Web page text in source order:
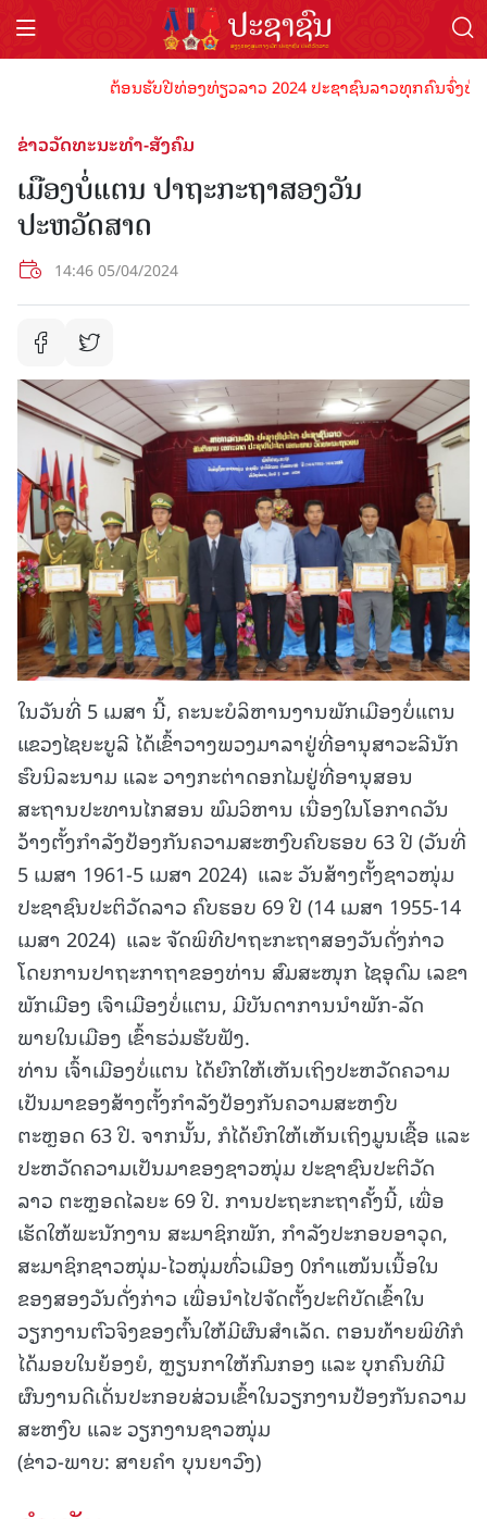
ຕ້ອນຮັບປີທ່ອງທ່ຽວລາວ 2024 ປະຊາຊົນລາວທຸກຄົນຈົ່ງພ້ອ
ຂ່າວວັດທະນະທຳ-ສັງຄົມ
ເມືອງບໍ່ແຕນ ປາຖະກະຖາສອງວັນ
ປະຫວັດສາດ
14:46 05/04/2024
ໃນວັນທີ່ 5 ເມສາ ນີ້, ຄະນະບໍລິຫານງານພັກເມືອງບໍ່ແຕນ
ແຂວງໄຊຍະບູລີ ໄດ້ເຂົ້າວາງພວງມາລາຢູ່ທີ່ອານຸສາວະລີນັກ
ຮົບນິລະນາມ ແລະ ວາງກະຕ່າດອກໄມຢູ່ທີ່ອານຸສອນ
ສະຖານປະທານໄກສອນ ພົມວິຫານ ເນື່ອງໃນໂອກາດວັນ
ວ້າງຕັ້ງກຳລັງປ້ອງກັນຄວາມສະຫງົບຄົບຮອບ 63 ປີ (ວັນທີ່
5 ເມສາ 1961-5 ເມສາ 2024) ແລະ ວັນສ້າງຕັ້ງຊາວໜຸ່ມ
ປະຊາຊົນປະຕິວັດລາວ ຄົບຮອບ 69 ປີ (14 ເມສາ 1955-14
ເມສາ 2024) ແລະ ຈັດພິທີປາຖະກະຖາສອງວັນດັ່ງກ່າວ
ໂດຍການປາຖະກາຖາຂອງທ່ານ ສົມສະໜຸກ ໄຊອຸດົມ ເລຂາ
ພັກເມືອງ ເຈົາເມືອງບໍ່ແຕນ, ມີບັນດາການນໍາພັກ-ລັດ
ພາຍໃນເມືອງ ເຂົ້າຮວ່ມຮັບຟັງ.
ທ່ານ ເຈົ້າເມືອງບໍ່ແຕນ ໄດ້ຍົກໃຫ້ເຫັນເຖິງປະຫວັດຄວາມ
ເປັນມາຂອງສ້າງຕັ້ງກໍາລັງປ້ອງກັນຄວາມສະຫງົບ
ຕະຫຼອດ 63 ປີ. ຈາກນັ້ນ, ກໍໄດ້ຍົກໃຫ້ເຫັນເຖິງມູນເຊື້ອ ແລະ
ປະຫວັດຄວາມເປັນມາຂອງຊາວໜຸ່ມ ປະຊາຊົນປະຕິວັດ
ລາວ ຕະຫຼອດໄລຍະ 69 ປີ. ການປະຖະກະຖາຄັ້ງນີ້, ເພື່ອ
ເຮັດໃຫ້ພະນັກງານ ສະມາຊິກພັກ, ກໍາລັງປະກອບອາວຸດ,
ສະມາຊິກຊາວໜຸ່ມ-ໄວໜຸ່ມທົ່ວເມືອງ 0ກໍາແໜ້ນເນື້ອໃນ
ຂອງສອງວັນດັ່ງກ່າວ ເພື່ອນໍາໄປຈັດຕັ້ງປະຕິບັດເຂົ້າໃນ
ວຽກງານຕົວຈິງຂອງຕົ້ນໃຫ້ມີຜົນສໍາເລັດ. ຕອນທ້າຍພິທີກໍ
ໄດ້ມອບໃນຍ້ອງຍໍ, ຫຼຽນກາໃຫ້ກົມກອງ ແລະ ບຸກຄົນທີມີ
ຜົນງານດີເດັ່ນປະກອບສ່ວນເຂົ້າໃນວຽກງານປ້ອງກັນຄວາມ
ສະຫງົບ ແລະ ວຽກງານຊາວໜຸ່ມ
(ຂ່າວ-ພາບ: ສາຍຄໍາ ບຸນຍາວົງ)